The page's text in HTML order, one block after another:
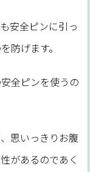
安全ピンに引っ
防げます。
全ピンを使うの
思いっきりお腹
があるのであく